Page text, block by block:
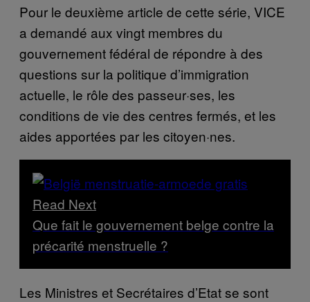
Pour le deuxième article de cette série, VICE
a demandé aux vingt membres du
gouvernement fédéral de répondre à des
questions sur la politique d’immigration
actuelle, le rôle des passeur·ses, les
conditions de vie des centres fermés, et les
aides apportées par les citoyen·nes.
Read Next
Que fait le gouvernement belge contre la
précarité menstruelle ?
Les Ministres et Secrétaires d’Etat se sont